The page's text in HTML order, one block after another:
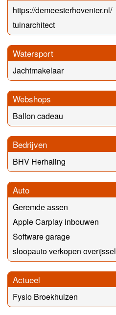
https://demeesterhovenier.nl/
tuinarchitect
Watersport
Jachtmakelaar
Webshops
Ballon cadeau
Bedrijven
BHV Herhaling
Auto
Geremde assen
Apple Carplay inbouwen
Software garage
sloopauto verkopen overijssel
Actueel
Fysio Broekhuizen